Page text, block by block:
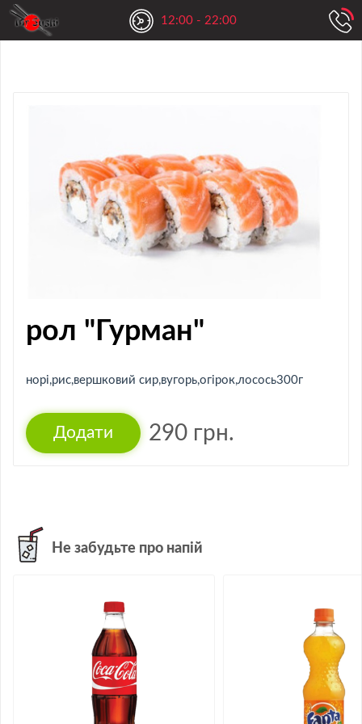
12:00 - 22:00
рол "Гурман"
норі,рис,вершковий сир,вугорь,огірок,лосось300г
290 грн.
Не забудьте про напій